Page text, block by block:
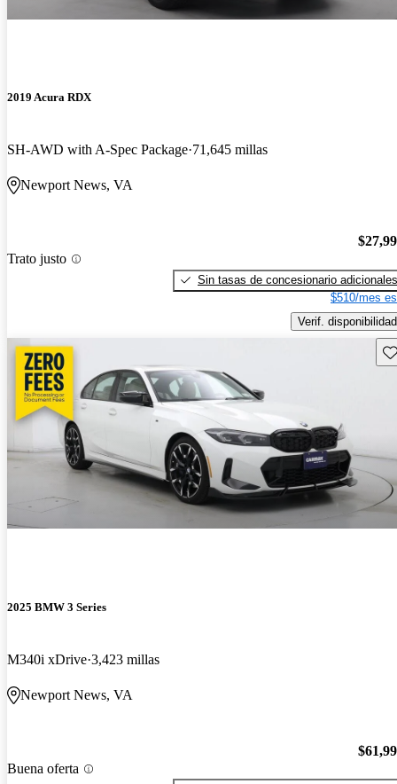
2019 Acura RDX
SH-AWD with A-Spec Package 71,645 millas
Newport News, VA
Trato justo
Sin tasas de concesionario adicionales
$510/mes
Verif. disponibilidad
2025 BMW 3 Series
M340i xDrive 3,423 millas
Newport News, VA
Buena oferta